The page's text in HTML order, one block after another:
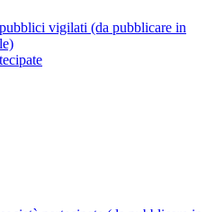
vigilati (da pubblicare in